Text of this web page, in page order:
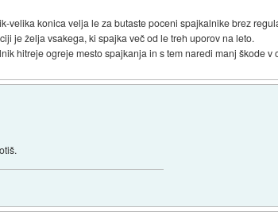
velika konica velja le za butaste poceni spajkalnike brez
je želja vsakega, ki spajka več od le treh uporov na leto.
hitreje ogreje mesto spajkanja in s tem naredi manj škode v